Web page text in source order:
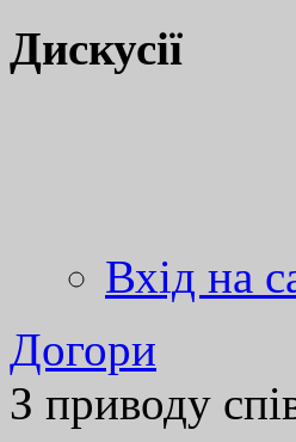
Дискусії
Вхід на
Догори
З приводу